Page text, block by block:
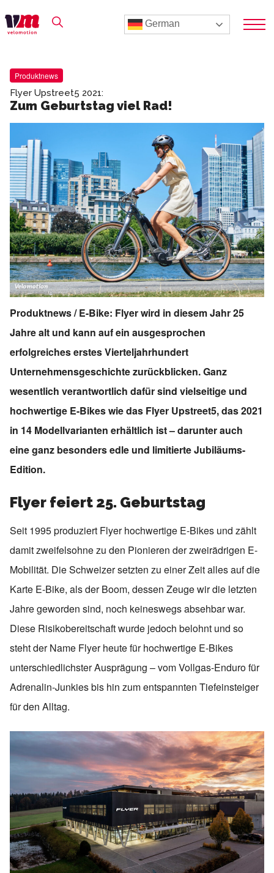
German
Produktnews
Flyer Upstreet5 2021:
Zum Geburtstag viel Rad!
Produktnews / E-Bike: Flyer wird in diesem Jahr 25
Jahre alt und kann auf ein ausgesprochen
erfolgreiches erstes Vierteljahrhundert
Unternehmensgeschichte zurückblicken. Ganz
wesentlich verantwortlich dafür sind vielseitige und
hochwertige E-Bikes wie das Flyer Upstreet5, das 2021
in 14 Modellvarianten erhältlich ist – darunter auch
eine ganz besonders edle und limitierte Jubiläums-
Edition.
Flyer feiert 25. Geburtstag
Seit 1995 produziert Flyer hochwertige E-Bikes und zählt
damit zweifelsohne zu den Pionieren der zweirädrigen E-
Mobilität. Die Schweizer setzten zu einer Zeit alles auf die
Karte E-Bike, als der Boom, dessen Zeuge wir die letzten
Jahre geworden sind, noch keineswegs absehbar war.
Diese Risikobereitschaft wurde jedoch belohnt und so
steht der Name Flyer heute für hochwertige E-Bikes
unterschiedlichster Ausprägung – vom Vollgas-Enduro für
Adrenalin-Junkies bis hin zum entspannten Tiefeinsteiger
für den Alltag.